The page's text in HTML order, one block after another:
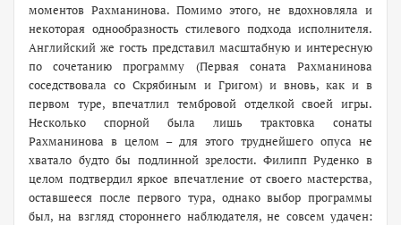
моментов Рахманинова. Помимо этого, не вдохновляла и
некоторая однообразность стилевого подхода исполнителя.
Английский же гость представил масштабную и интересную
по сочетанию программу (Первая соната Рахманинова
соседствовала со Скрябиным и Григом) и вновь, как и в
первом туре, впечатлил тембровой отделкой своей игры.
Несколько спорной была лишь трактовка сонаты
Рахманинова в целом – для этого труднейшего опуса не
хватало будто бы подлинной зрелости. Филипп Руденко в
целом подтвердил яркое впечатление от своего мастерства,
оставшееся после первого тура, однако выбор программы
был, на взгляд стороннего наблюдателя, не совсем удачен: